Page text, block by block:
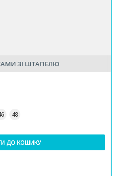
ЗІ ШТАПЕЛЮ
48
ДО КОШИКУ